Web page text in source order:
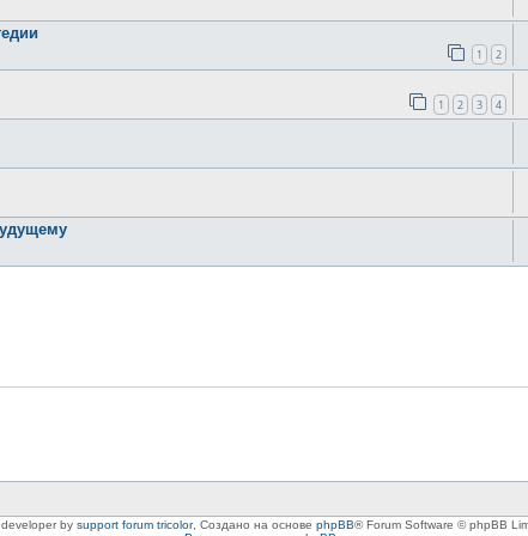
1 2
1 2 3 4
by support forum tricolor, Создано на основе phpBB® Forum Software © phpBB